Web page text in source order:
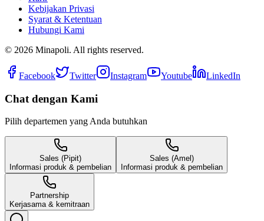
Kebijakan Privasi
Syarat & Ketentuan
Hubungi Kami
© 2026 Minapoli. All rights reserved.
Facebook Twitter Instagram Youtube LinkedIn
Chat dengan Kami
Pilih departemen yang Anda butuhkan
Sales (Pipit)
Informasi produk & pembelian
Sales (Amel)
Informasi produk & pembelian
Partnership
Kerjasama & kemitraan